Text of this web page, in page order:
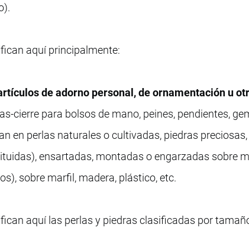
aquí principalmente:
de adorno personal, de ornamentación u
cierre para bolsos de mano, peines, pendientes,
en perlas naturales o cultivadas, piedras
ensartadas, montadas o engarzadas sobre
sobre marfil, madera, plástico, etc.
aquí las perlas y piedras clasificadas por